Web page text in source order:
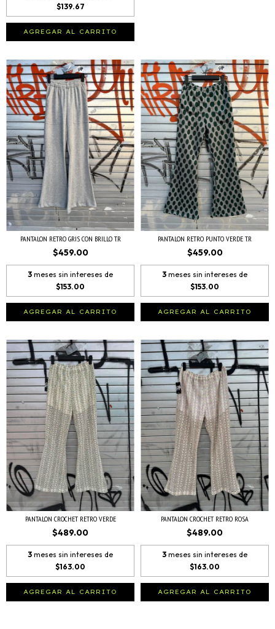
$139.67
AGREGAR AL CARRITO
PANTALON RETRO GRIS CON BRILLO T.R
$459.00
3 meses sin intereses de
$153.00
AGREGAR AL CARRITO
PANTALON RETRO PUNTO VERDE T.R
$459.00
3 meses sin intereses de
$153.00
AGREGAR AL CARRITO
PANTALON CROCHET RETRO VERDE
$489.00
3 meses sin intereses de
$163.00
AGREGAR AL CARRITO
PANTALON CROCHET RETRO ROSA
$489.00
3 meses sin intereses de
$163.00
AGREGAR AL CARRITO